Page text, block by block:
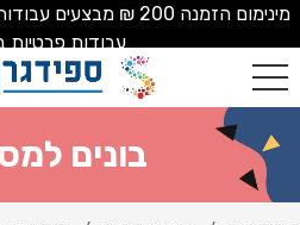
מינימום הזמנה 200 ₪
עבודות פרטיות
בונים